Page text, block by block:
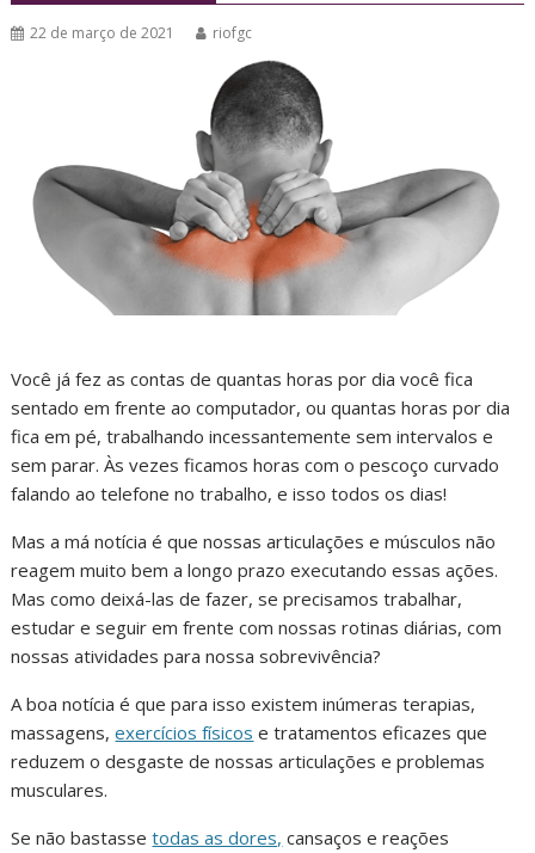
22 de março de 2021 riofgc
Você já fez as contas de quantas horas por dia você fica
sentado em frente ao computador, ou quantas horas por dia
fica em pé, trabalhando incessantemente sem intervalos e
sem parar. Às vezes ficamos horas com o pescoço curvado
falando ao telefone no trabalho, e isso todos os dias!
Mas a má notícia é que nossas articulações e músculos não
reagem muito bem a longo prazo executando essas ações.
Mas como deixá-las de fazer, se precisamos trabalhar,
estudar e seguir em frente com nossas rotinas diárias, com
nossas atividades para nossa sobrevivência?
A boa notícia é que para isso existem inúmeras terapias,
massagens,exercícios físicos e tratamentos eficazes que
reduzem o desgaste de nossas articulações e problemas
musculares.
Se não bastassetodas as dores, cansaços e reações